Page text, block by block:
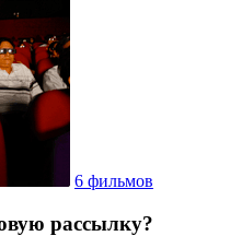
6 фильмов
рассылку?